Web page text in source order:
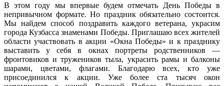
В этом году мы впервые будем отмечать День Победы в
непривычном формате. Но праздник обязательно состоится.
Мы найдем способ поздравить каждого ветерана, украсим
города Кузбасса знаменами Победы. Приглашаю всех жителей
области участвовать в акции «Окна Победы» и к празднику
выставить у себя в окнах портреты родственников —
фронтовиков и тружеников тыла, украсить рамы и балконы
шарами, цветами, флагами. Благодарю всех, кто уже
присоединился к акции. Уже более ста тысяч окон